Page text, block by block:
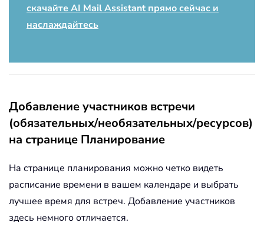
скачайте AI Mail Assistant прямо сейчас и
наслаждайтесь
Добавление участников встречи
(обязательных/необязательных/ресурсов)
на странице Планирование
На странице планирования можно четко видеть
расписание времени в вашем календаре и выбрать
лучшее время для встреч. Добавление участников
здесь немного отличается.